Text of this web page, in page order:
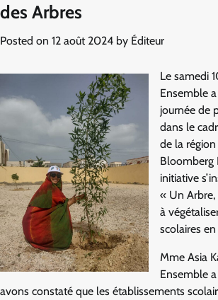
des Arbres
Posted on 12 août 2024 by Éditeur
Le samedi
Ensemble
journée de
dans le
de la
Bloomberg
initiative
« Un Arbre,
à
scolaires
Mme Asia
Ensemble
avons constaté que les établissements